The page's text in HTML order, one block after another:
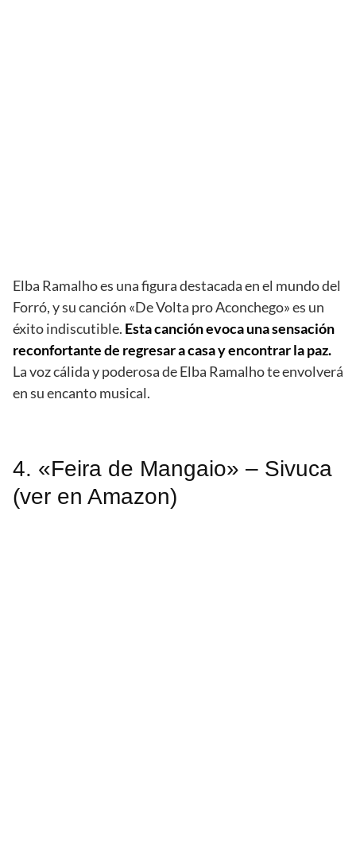
Elba Ramalho es una figura destacada en el mundo del
Forró, y su canción «De Volta pro Aconchego» es un
éxito indiscutible. Esta canción evoca una sensación
reconfortante de regresar a casa y encontrar la paz.
La voz cálida y poderosa de Elba Ramalho te envolverá
en su encanto musical.
4. «Feira de Mangaio» – Sivuca
(ver en Amazon)